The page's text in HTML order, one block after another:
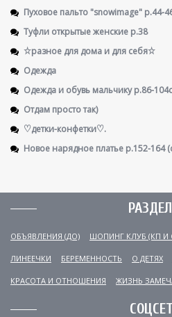
Пуховое пальто "snowimage" р.44-
Туфли открытые женские р.38
☆разное для дома и для себя☆
Одежда
Одежда и обувь мальчику р.86-
Отдам просто так)
♡детки-конфетки♡.
Новое нарядное платье р.152-164
ОБЪЯВЛЕНИЯ (ДО) ШОПИНГ КЛУБ (КП И
ЛИНЕЕЧКИ БЕРЕМЕННОСТЬ О ДЕТЯХ
КРАСОТА И ОТНОШЕНИЯ ЖИЗНЬ